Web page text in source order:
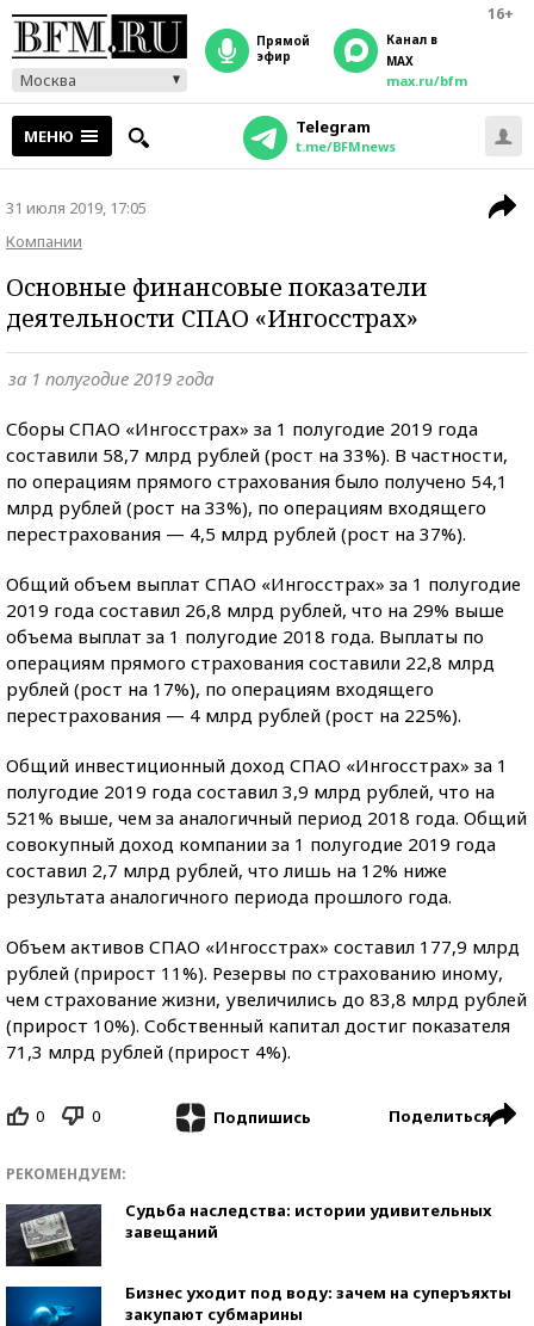
16+
Москва
прямой
эфир
Канал в
MAX
max.ru/bfm
МЕНЮ Telegram
t.me/BFMnews
31 июля 2019, 17:05
Компании
Основные финансовые показатели
деятельности СПАО «Ингосстрах»
за 1 полугодие 2019 года
Сборы СПАО «Ингосстрах» за 1 полугодие 2019 года
составили 58,7 млрд рублей (рост на 33%). В частности,
по операциям прямого страхования было получено 54,1
млрд рублей (рост на 33%), по операциям входящего
перестрахования — 4,5 млрд рублей (рост на 37%).
Общий объем выплат СПАО «Ингосстрах» за 1 полугодие
2019 года составил 26,8 млрд рублей, что на 29% выше
объема выплат за 1 полугодие 2018 года. Выплаты по
операциям прямого страхования составили 22,8 млрд
рублей (рост на 17%), по операциям входящего
перестрахования — 4 млрд рублей (рост на 225%).
Общий инвестиционный доход СПАО «Ингосстрах» за 1
полугодие 2019 года составил 3,9 млрд рублей, что на
521% выше, чем за аналогичный период 2018 года. Общий
совокупный доход компании за 1 полугодие 2019 года
составил 2,7 млрд рублей, что лишь на 12% ниже
результата аналогичного периода прошлого года.
Объем активов СПАО «Ингосстрах» составил 177,9 млрд
рублей (прирост 11%). Резервы по страхованию иному,
чем страхование жизни, увеличились до 83,8 млрд рублей
(прирост 10%). Собственный капитал достиг показателя
71,3 млрд рублей (прирост 4%).
0 0 Подпишись Поделиться
РЕКОМЕНДУЕМ:
Судьба наследства: истории удивительных
завещаний
Бизнес уходит под воду: зачем на суперъяхты
закупают субмарины